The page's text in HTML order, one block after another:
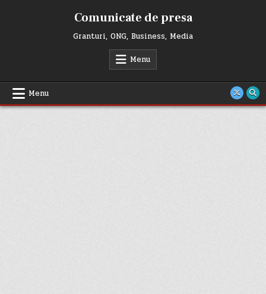
Comunicate de presa
Granturi, ONG, Business, Media
Menu
Menu